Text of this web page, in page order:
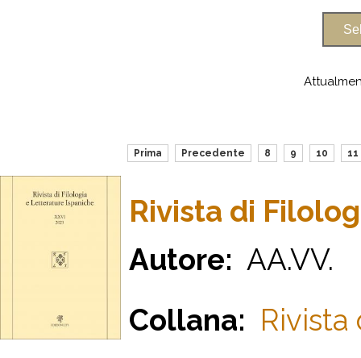
Prima Precedente 8 9 10 11
Rivista di
Autore: AA.VV.
Collana: